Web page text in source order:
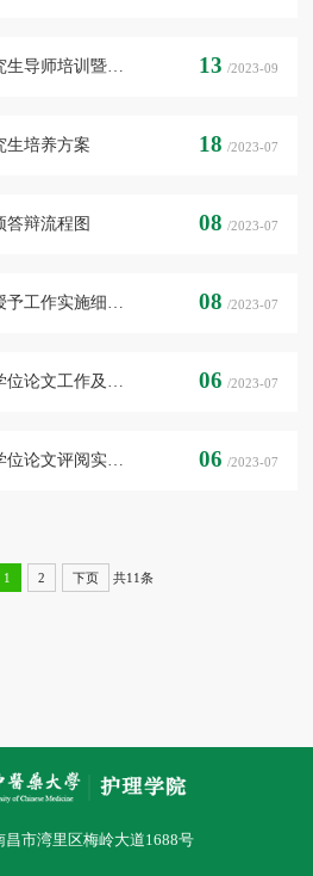
13 /2023-09
生培养方案 18 /2023-07
答辩流程图 08 /2023-07
08 /2023-07
06 /2023-07
06 /2023-07
1 2 下页 共11条
昌市湾里区梅岭大道1688号